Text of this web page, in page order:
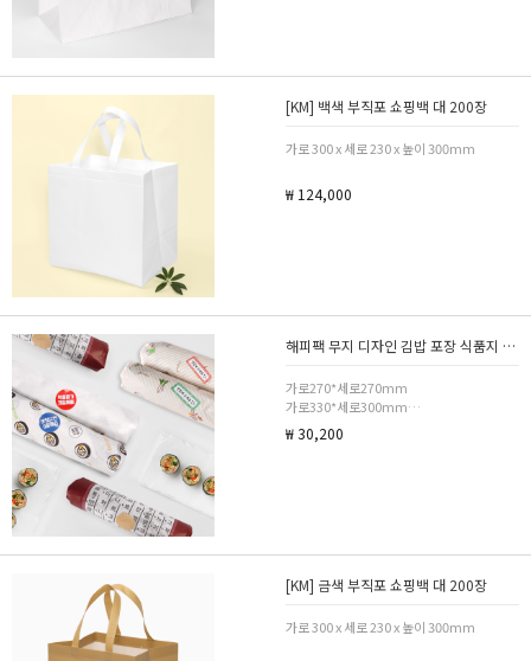
[KM] 백색 부직포 쇼핑백 대 200장
가로 300 x 세로 230 x 높이 300mm
₩ 124,000
해피팩 무지 디자인 김밥 포장 식품지 코팅노루지 모음전
가로270*세로270mm
가로330*세로300mm
가로330*세로330mm
₩ 30,200
[KM] 금색 부직포 쇼핑백 대 200장
가로 300 x 세로 230 x 높이 300mm